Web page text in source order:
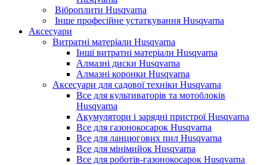
Віброплити Husqvarna
Інше професійне устаткування Husqvarna
Аксесуари
Витратні матеріали Husqvarna
Інші витратні матеріали Husqvarna
Алмазні диски Husqvarna
Алмазні коронки Husqvarna
Аксесуари для садової техніки Husqvarna
Все для культиваторів та мотоблоків
Husqvarna
Акумулятори і зарядні пристрої Husqvarna
Все для газонокосарок Husqvarna
Все для ланцюгових пил Husqvarna
Все для мінімийок Husqvarna
Все для роботів-газонокосарок Husqvarna